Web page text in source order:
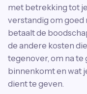
met betrekking tot
verstandig om goed
betaalt de
de andere kosten
tegenover, om na te
binnenkomt en wat
dient te geven.